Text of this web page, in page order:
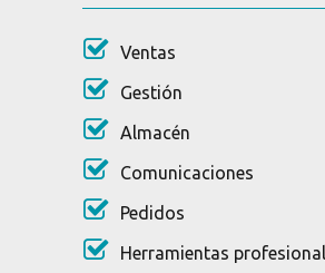
Ventas
Gestión
Almacén
Comunicaciones
Pedidos
Herramientas